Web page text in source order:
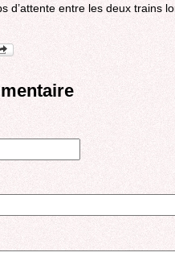
d’attente entre les deux trains